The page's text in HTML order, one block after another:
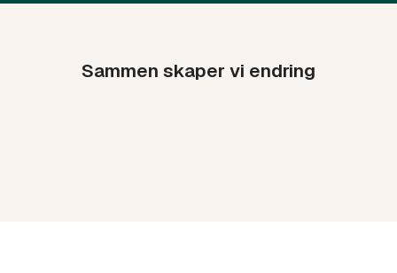
Sammen skaper vi endring